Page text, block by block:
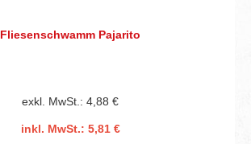
Fliesenschwamm Pajarito
exkl. MwSt.: 4,88 €
inkl. MwSt.: 5,81 €